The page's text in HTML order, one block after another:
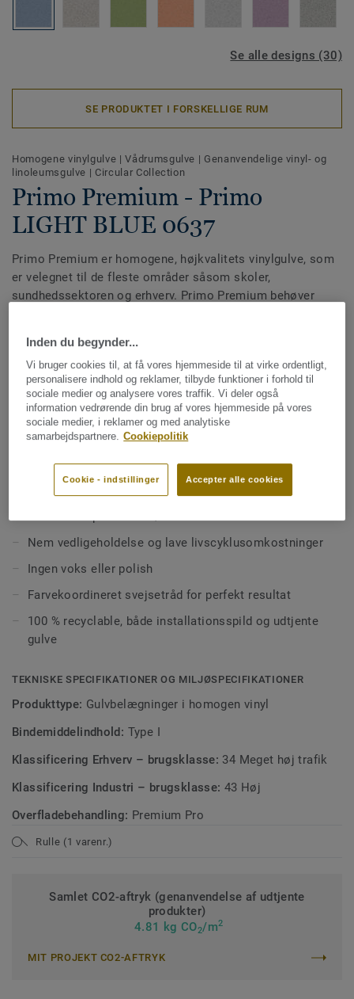
Se alle designs (30)
SE PRODUKTET I FORSKELLIGE RUM
Homogene vinylgulve |Vådrumsgulve | Genanvendelige vinyl- og
linoleumsgulve | Circular Collection
Primo Premium - Primo
LIGHT BLUE 0637
Primo Premium er homogene, højkvalitets vinylgulve, som
er velegnet til de fleste områder såsom skoler,
sundhedssektoren og erhverv. Primo Premium behøver
med 30 farver. Premium Pro-finishen sikrer enklere
rengøring og giver en endnu bedre robusthed i daglig brug.
EGENSKABER
Indeholder i gennemsnit 25 % genanvendt materiale
PUR-overflade, der gør rengøring enklere og øger
materialets modstandsdygtighed
GVK vådrumsgodkendt
Nem vedligeholdelse og lave livscyklusomkostninger
Ingen voks eller polish
Farvekoordineret svejsetråd for perfekt resultat
100 % recyclable, både installationsspild og udtjente
gulve
TEKNISKE SPECIFIKATIONER OG MILJØSPECIFIKATIONER
Produkttype: Gulvbelægninger i homogen vinyl
Bindemiddelindhold: Type I
Klassificering Erhverv – brugsklasse: 34 Meget høj trafik
Klassificering Industri – brugsklasse: 43 Høj
Overfladebehandling: Premium Pro
Rulle (1 varenr.)
Samlet CO2-aftryk (genanvendelse af udtjente
produkter)
4.81 kg CO2/m2
MIT PROJEKT CO2-AFTRYK
Inden du begynder...
Vi bruger cookies til, at få vores hjemmeside til at virke ordentligt,
personalisere indhold og reklamer, tilbyde funktioner i forhold til
sociale medier og analysere vores traffik. Vi deler også
information vedrørende din brug af vores hjemmeside på vores
sociale medier, i reklamer og med analytiske
samarbejdspartnere. Cookiepolitik
Accepter alle cookies
Cookie - indstillinger